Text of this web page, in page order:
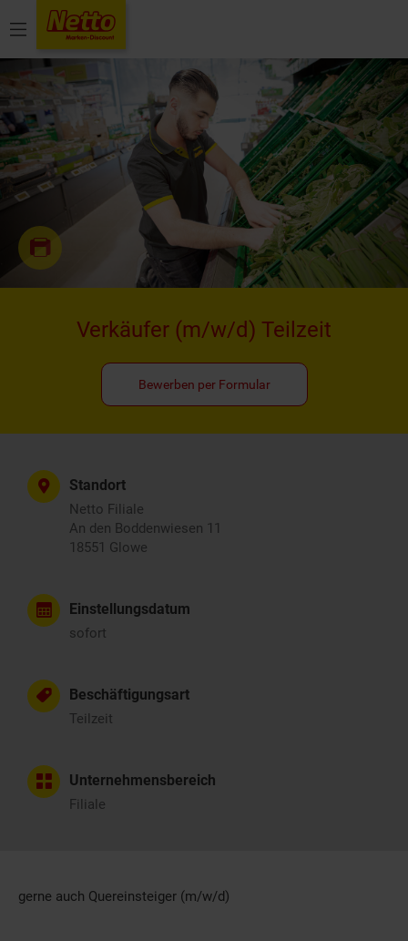
Menü
Verkäufer (m/w/d) Teilzeit
Bewerben per Formular
Standort
Netto Filiale
An den Boddenwiesen 11
18551 Glowe
Einstellungsdatum
sofort
Beschäftigungsart
Teilzeit
Unternehmensbereich
Filiale
gerne auch Quereinsteiger (m/w/d)